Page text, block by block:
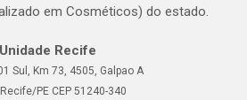
em Cosméticos) do estado.
Unidade Recife
Sul, Km 73, 4505, Galpao A
PE CEP 51240-340